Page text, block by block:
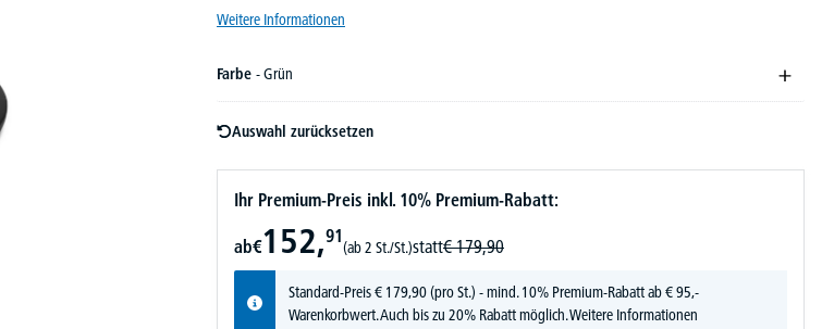
Weitere Informationen
Farbe - Grün
Auswahl zurücksetzen
Ihr Premium-Preis inkl. 10% Premium-Rabatt:
ab€152,91
(ab 2 St./St.)statt€ 179,90
Standard-Preis€ 179,90(pro St.) - mind. 10% Premium-Rabatt ab € 95,-
Warenkorbwert. Auch bis zu 20% Rabatt möglich.Weitere Informationen